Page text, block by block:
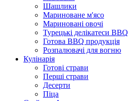
Шашлики
Мариноване м'ясо
Мариновані овочі
Турецькі делікатеси BBQ
Готова BBQ продукція
Розпалювачі для вогню
Кулінарія
Готові страви
Перші страви
Десерти
Піца